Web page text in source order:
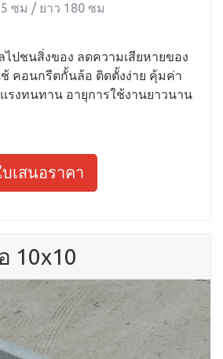
ซม / ยาว 180 ซม
ปชนสิ่งของ ลดความเสียหายของ
คอนกรีตกั้นล้อ ติดตั้งง่าย คุ้มค่า
รงทนทาน อายุการใช้งานยาวนาน
เสนอราคา
10x10